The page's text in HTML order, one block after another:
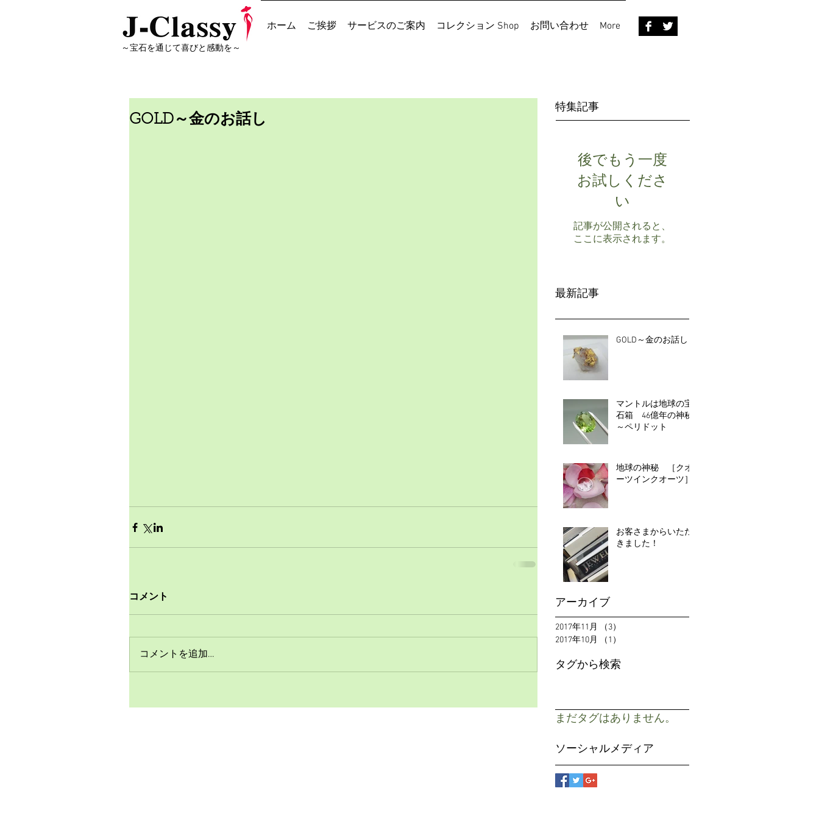
ホーム ご挨拶 サービスのご案内 コレクション Shop お問い合わせ More
～宝石を通じて喜びと感動を～
GOLD～金のお話し
コメント
コメントを追加…
特集記事
後でもう一度
お試しくださ
い
記事が公開されると、
ここに表示されます。
最新記事
GOLD～金のお話し
マントルは地球の宝
石箱 46億年の神秘
～ペリドット
地球の神秘 ［クオ
ーツインクオーツ］
お客さまからいただ
きました！
アーカイブ
2017年11月 （3）
2017年10月
（1）
タグから検索
まだタグはありません。
ソーシャルメディア